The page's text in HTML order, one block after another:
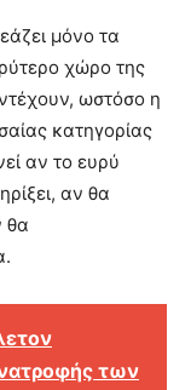
μόνο τα
χώρο της
ωστόσο η
κατηγορίας
αν το ευρύ
αν θα
θα
των